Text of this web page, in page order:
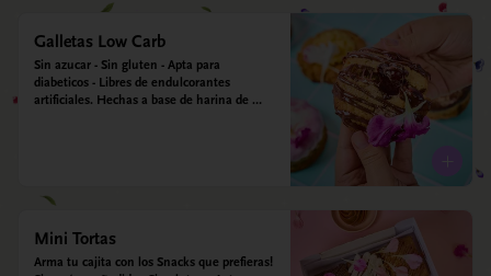
Galletas Low Carb
Sin azucar - Sin gluten - Apta para
diabeticos - Libres de endulcorantes
artificiales. Hechas a base de harina de
Mini Tortas
Arma tu cajita con los Snacks que prefieras!